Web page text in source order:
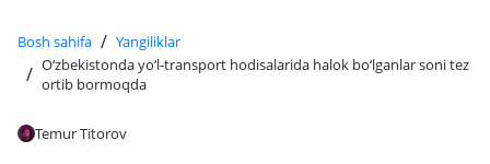
Bosh sahifa / Yangiliklar
/ O‘zbekistonda yo‘l-transport hodisalarida halok bo‘lganlar soni tez
ortib bormoqda
Temur Titorov